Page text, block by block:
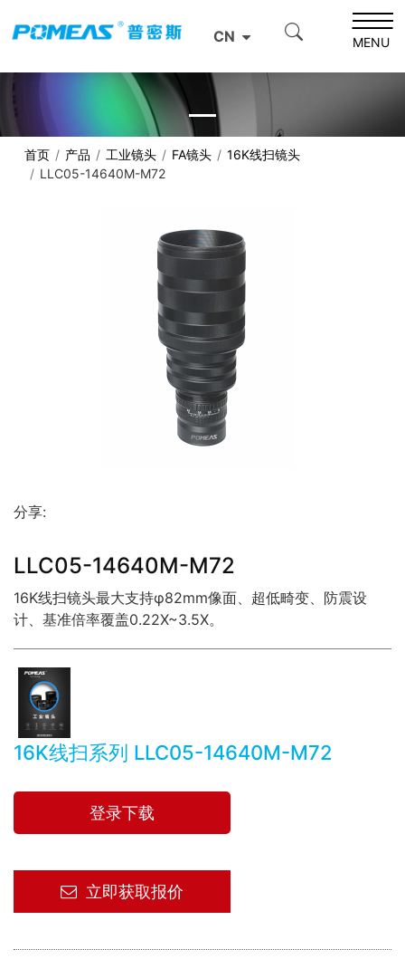
CN MENU
首页 产品 工业镜头 FA镜头
16K线扫镜头
LLC05-14640M-M72
分享:
LLC05-14640M-M72
16K线扫镜头最大支持φ82mm像面、超低畸变、防震设
计、基准倍率覆盖0.22X~3.5X。
16K线扫系列 LLC05-14640M-M72
登录下载
立即获取报价